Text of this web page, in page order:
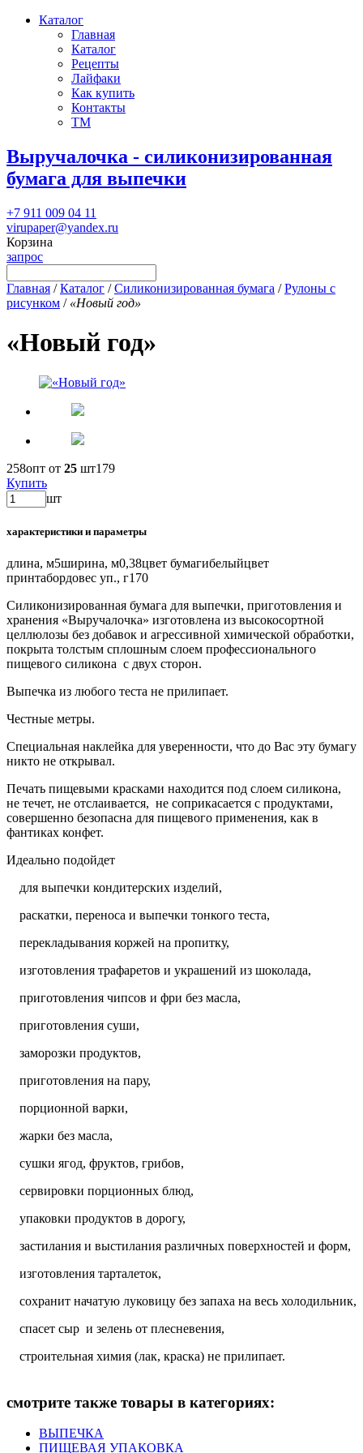
Каталог
Главная
Каталог
Рецепты
Лайфаки
Как купить
Контакты
ТМ
Выручалочка - силиконизированная
бумага для выпечки
+7 911 009 04 11
virupaper@yandex.ru
Корзина
запрос
Главная /Каталог /Силиконизированная бумага /Рулоны с
рисунком / «Новый год»
«Новый год»
258опт от 25 шт179
Купить
шт
характеристики и параметры
длина, м5ширина, м0,38цвет бумагибелыйцвет
принтабордовес уп., г170
Силиконизированная бумага для выпечки, приготовления и
хранения «Выручалочка» изготовлена из высокосортной
целлюлозы без добавок и агрессивной химической обработки,
покрыта толстым сплошным слоем профессионального
пищевого силикона с двух сторон.
Выпечка из любого теста не прилипает.
Честные метры.
Специальная наклейка для уверенности, что до Вас эту бумагу
никто не открывал.
Печать пищевыми красками находится под слоем силикона,
не течет, не отслаивается, не соприкасается с продуктами,
совершенно безопасна для пищевого применения, как в
фантиках конфет.
Идеально подойдет
для выпечки кондитерских изделий,
раскатки, переноса и выпечки тонкого теста,
перекладывания коржей на пропитку,
изготовления трафаретов и украшений из шоколада,
приготовления чипсов и фри без масла,
приготовления суши,
заморозки продуктов,
приготовления на пару,
порционной варки,
жарки без масла,
сушки ягод, фруктов, грибов,
сервировки порционных блюд,
упаковки продуктов в дорогу,
застилания и выстилания различных поверхностей и форм,
изготовления тарталеток,
сохранит начатую луковицу без запаха на весь холодильник,
спасет сыр и зелень от плесневения,
строительная химия (лак, краска) не прилипает.
смотрите также товары в категориях:
ВЫПЕЧКА
ПИЩЕВАЯ УПАКОВКА